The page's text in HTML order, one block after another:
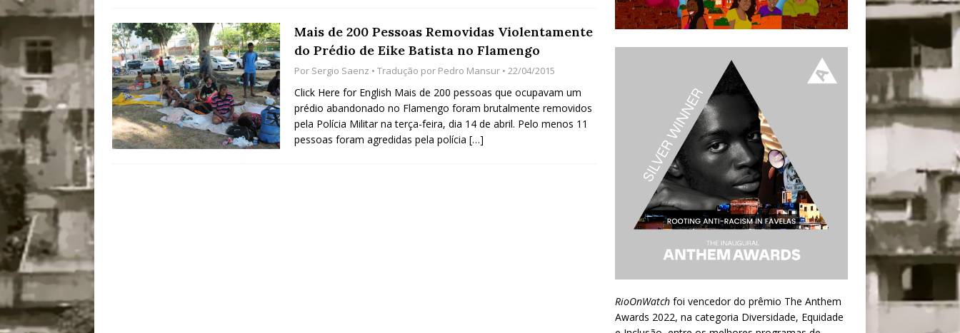
Mais de 200 Pessoas Removidas Violentamente
do Prédio de Eike Batista no Flamengo
Por Sergio Saenz • Tradução por Pedro Mansur • 22/04/2015
Click Here for English Mais de 200 pessoas que ocupavam um
prédio abandonado no Flamengo foram brutalmente removidos
pela Polícia Militar na terça-feira, dia 14 de abril. Pelo menos 11
pessoas foram agredidas pela polícia […]
RioOnWatchfoi vencedor do prêmio The Anthem
Awards 2022, na categoria Diversidade, Equidade